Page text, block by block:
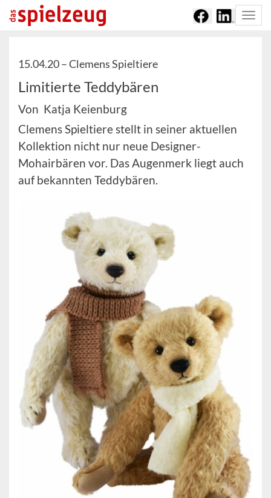
15.04.20 –Clemens Spieltiere
Limitierte Teddybären
Von Katja Keienburg
Clemens Spieltiere stellt in seiner aktuellen
Kollektion nicht nur neue Designer-
Mohairbären vor. Das Augenmerk liegt auch
auf bekannten Teddybären.